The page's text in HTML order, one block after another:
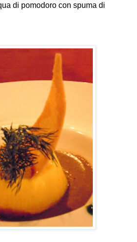
di pomodoro con spuma di